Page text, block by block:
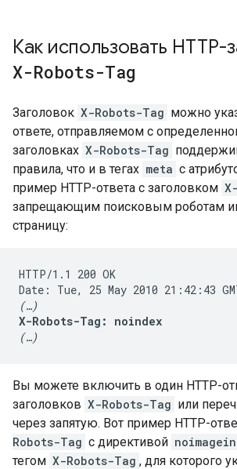
Как использовать HTTP-
X-Robots-Tag
Заголовок X-Robots-Tag можно
ответе, отправляемом с
заголовках X-Robots-Tag
правила, что и в тегах meta с
пример HTTP-ответа с заголовком
запрещающим поисковым роботам
страницу:
HTTP/1.1 200 OK
(…)
X-Robots-Tag: noindex
(…)
Вы можете включить в один HTTP-
заголовков X-Robots-Tag или
через запятую. Вот пример HTTP-
Robots-Tag с директивой
тегом X-Robots-Tag , для которого